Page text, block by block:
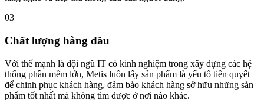
03
Chất lượng hàng đầu
Với thế mạnh là đội ngũ IT có kinh nghiệm trong xây dựng các hệ
thống phần mềm lớn, Metis luôn lấy sản phẩm là yếu tố tiên quyết
để chinh phục khách hàng, đảm bảo khách hàng sở hữu những sản
phẩm tốt nhất mà không tìm được ở nơi nào khác.